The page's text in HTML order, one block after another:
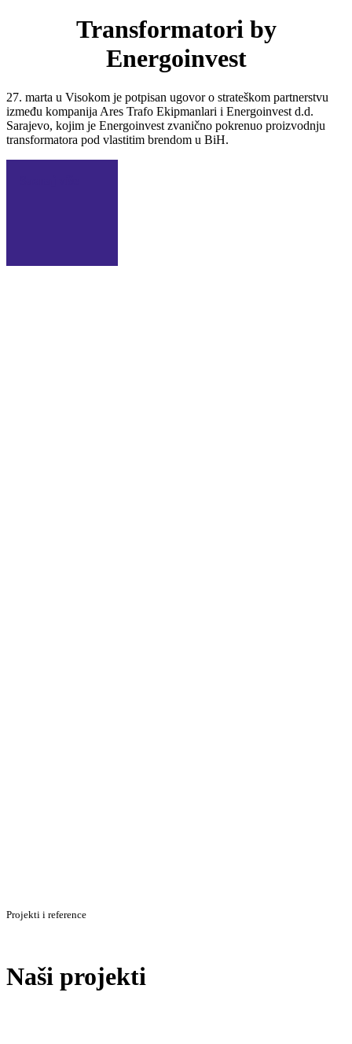
Transformatori by
Energoinvest
27. marta u Visokom je potpisan ugovor o strateškom partnerstvu
između kompanija Ares Trafo Ekipmanlari i Energoinvest d.d.
Sarajevo, kojim je Energoinvest zvanično pokrenuo proizvodnju
transformatora pod vlastitim brendom u BiH.
Projekti i reference
Naši projekti